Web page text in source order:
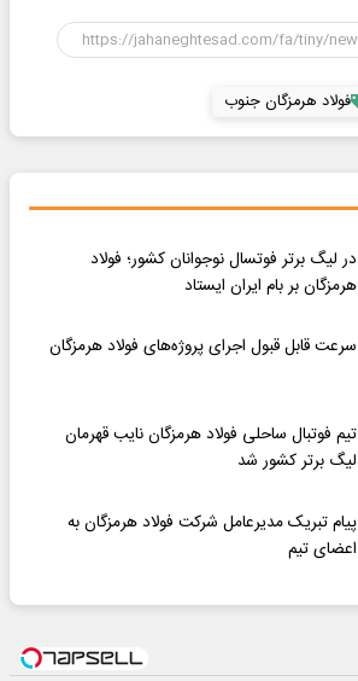
فولاد هرمزگان جنوب
در لیگ برتر فوتسال نوجوانان کشور؛ فولاد
هرمزگان بر بام ایران ایستاد
سرعت قابل قبول اجرای پروژه‌های فولاد هرمزگان
تیم فوتبال ساحلی فولاد هرمزگان نایب قهرمان
لیگ برتر کشور شد
پیام تبریک مدیرعامل شرکت فولاد هرمزگان به
اعضای تیم